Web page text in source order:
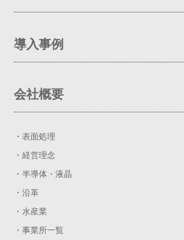
導入事例
会社概要
・表面処理
・経営理念
・半導体・液晶
・沿革
・水産業
・事業所一覧